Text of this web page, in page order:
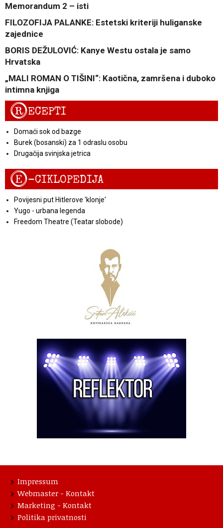
Memorandum 2 – isti
FILOZOFIJA PALANKE: Estetski kriteriji huliganske
zajednice
BORIS DEŽULOVIĆ: Kanye Westu ostala je samo
Hrvatska
„MALI ROMAN O TIŠINI“: Kaotična, zamršena i duboko
intimna knjiga
RECEPTI
Domaći sok od bazge
Burek (bosanski) za 1 odraslu osobu
Drugačija svinjska jetrica
E-CIKLOPEDIJA
Povijesni put Hitlerove 'klonje'
Yugo - urbana legenda
Freedom Theatre (Teatar slobode)
Impressum
Webmaster - Kontakt
Marketing - Kontakt
Politika privatnosti